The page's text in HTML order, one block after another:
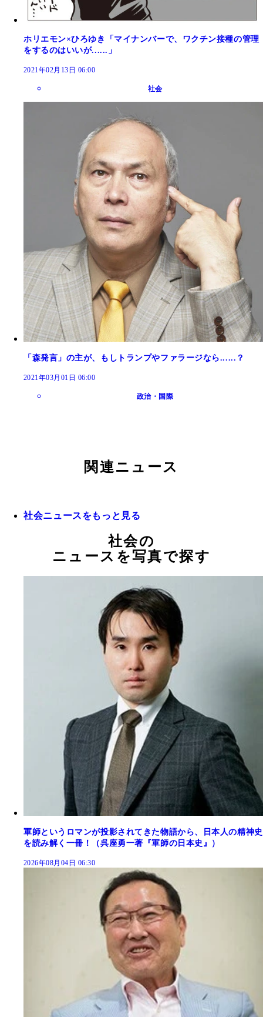
ホリエモン×ひろゆき「マイナンバーで、ワクチン接種の管理
をするのはいいが......」
2021年02月13日 06:00
社会
「森発言」の主が、もしトランプやファラージなら......？
2021年03月01日 06:00
政治・国際
関連ニュース
社会ニュースをもっと見る
社会の
ニュースを写真で探す
軍師というロマンが投影されてきた物語から、日本人の精神史
を読み解く一冊！（呉座勇一著『軍師の日本史』）
2026年08月04日 06:30